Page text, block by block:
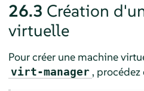
26.3 Création
virtuelle
Pour créer une machine
virt-manager ,